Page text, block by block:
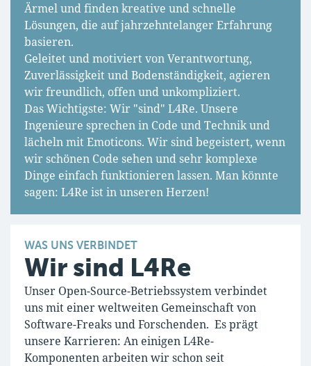
Ärmel und finden kreative und schnelle
Lösungen, die auf jahrzehntelanger Erfahrung
basieren.
Geleitet und motiviert von Verantwortung,
Zuverlässigkeit und Bodenständigkeit, agieren
wir freundlich, offen und unkompliziert.
Das Wichtigste: Wir "sind" L4Re. Unsere
Ingenieure sprechen in Code und Technik und
lächeln mit Emoticons. Wir sind begeistert, wenn
wir schönen Code sehen und sehr komplexe
Dinge einfach funktionieren lassen. Man könnte
sagen: L4Re ist in unseren Herzen!
WAS UNS VERBINDET
Wir sind L4Re
Unser Open-Source-Betriebssystem verbindet
uns mit einer weltweiten Gemeinschaft von
Software-Freaks und Forschenden. Es prägt
unsere Karrieren: An einigen L4Re-
Komponenten arbeiten wir schon seit